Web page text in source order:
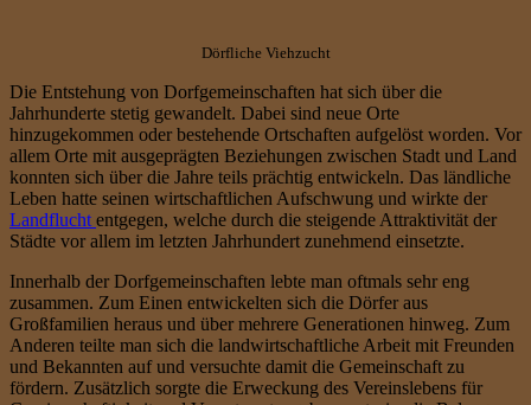
Dörfliche Viehzucht
Die Entstehung von Dorfgemeinschaften hat sich über die
Jahrhunderte stetig gewandelt. Dabei sind neue Orte
hinzugekommen oder bestehende Ortschaften aufgelöst worden. Vor
allem Orte mit ausgeprägten Beziehungen zwischen Stadt und Land
konnten sich über die Jahre teils prächtig entwickeln. Das ländliche
Leben hatte seinen wirtschaftlichen Aufschwung und wirkte der
Landflucht entgegen, welche durch die steigende Attraktivität der
Städte vor allem im letzten Jahrhundert zunehmend einsetzte.
Innerhalb der Dorfgemeinschaften lebte man oftmals sehr eng
zusammen. Zum Einen entwickelten sich die Dörfer aus
Großfamilien heraus und über mehrere Generationen hinweg. Zum
Anderen teilte man sich die landwirtschaftliche Arbeit mit Freunden
und Bekannten auf und versuchte damit die Gemeinschaft zu
fördern. Zusätzlich sorgte die Erweckung des Vereinslebens für